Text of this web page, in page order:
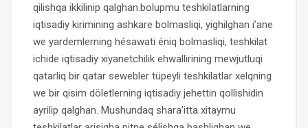
qilishqa ikkilinip qalghan.bolupmu teshkilatlarning
iqtisadiy kirimining ashkare bolmasliqi, yighilghan i’ane
we yardemlerning hésawati éniq bolmasliqi, teshkilat
ichide iqtisadiy xiyanetchilik ehwallirining mewjutluqi
qatarliq bir qatar sewebler tüpeyli teshkilatlar xelqning
we bir qisim döletlerning iqtisadiy jehettin qollishidin
ayrilip qalghan. Mushundaq shara’itta xitaymu